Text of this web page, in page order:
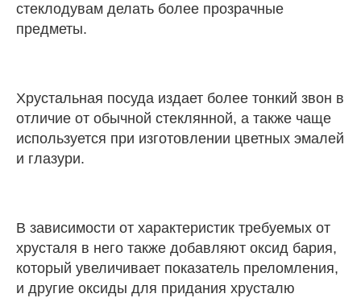
стеклодувам делать более прозрачные
предметы.
Хрустальная посуда издает более тонкий звон в
отличие от обычной стеклянной, а также чаще
используется при изготовлении цветных эмалей
и глазури.
В зависимости от характеристик требуемых от
хрусталя в него также добавляют оксид бария,
который увеличивает показатель преломления,
и другие оксиды для придания хрусталю